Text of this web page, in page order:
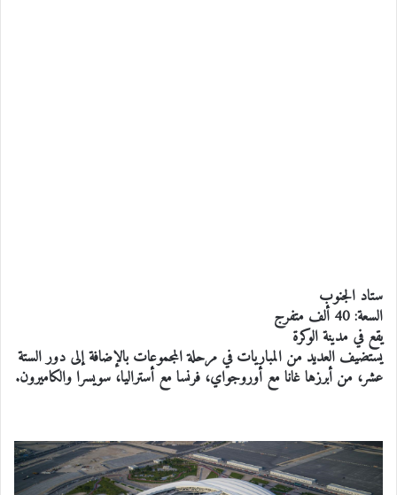
ستاد الجنوب
السعة: 40 ألف متفرج
يقع في مدينة الوكرة
يستضيف العديد من المباريات في مرحلة المجموعات بالإضافة إلى دور الستة
عشر، من أبرزها غانا مع أوروجواي، فرنسا مع أستراليا، سويسرا والكاميرون.